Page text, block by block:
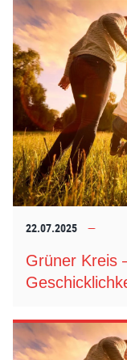
22.07.2025
Grüner Kreis